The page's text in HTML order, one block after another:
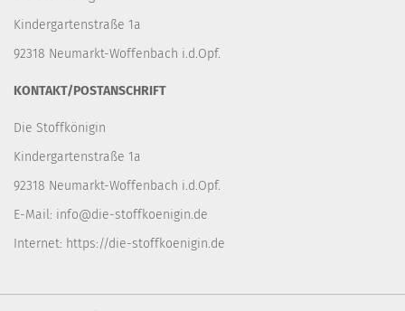
Kindergartenstraße 1a
92318 Neumarkt-Woffenbach i.d.Opf.
KONTAKT/POSTANSCHRIFT
Die Stoffkönigin
Kindergartenstraße 1a
92318 Neumarkt-Woffenbach i.d.Opf.
E-Mail: info@die-stoffkoenigin.de
Internet: https://die-stoffkoenigin.de